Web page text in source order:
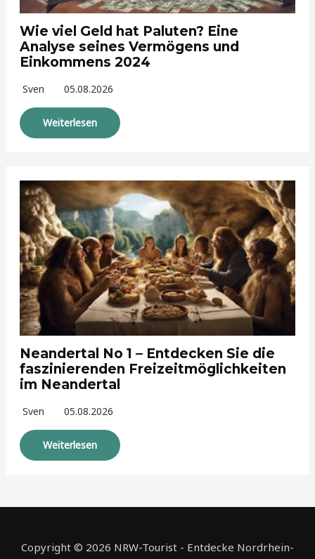
Wie viel Geld hat Paluten? Eine
Analyse seines Vermögens und
Einkommens 2024
Sven 05.08.2026
Weiterlesen
Neandertal No 1 – Entdecken Sie die
faszinierenden Freizeitmöglichkeiten
im Neandertal
Sven 05.08.2026
Weiterlesen
Copyright © 2026 NRW-Tourist - Entdecke Nordrhein-